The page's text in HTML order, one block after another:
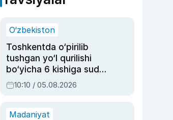
O‘zbekiston
Toshkentda o‘pirilib
tushgan yo‘l qurilishi
bo‘yicha 6 kishiga sud
hukmi o‘qildi
10:10 / 05.08.2026
Madaniyat